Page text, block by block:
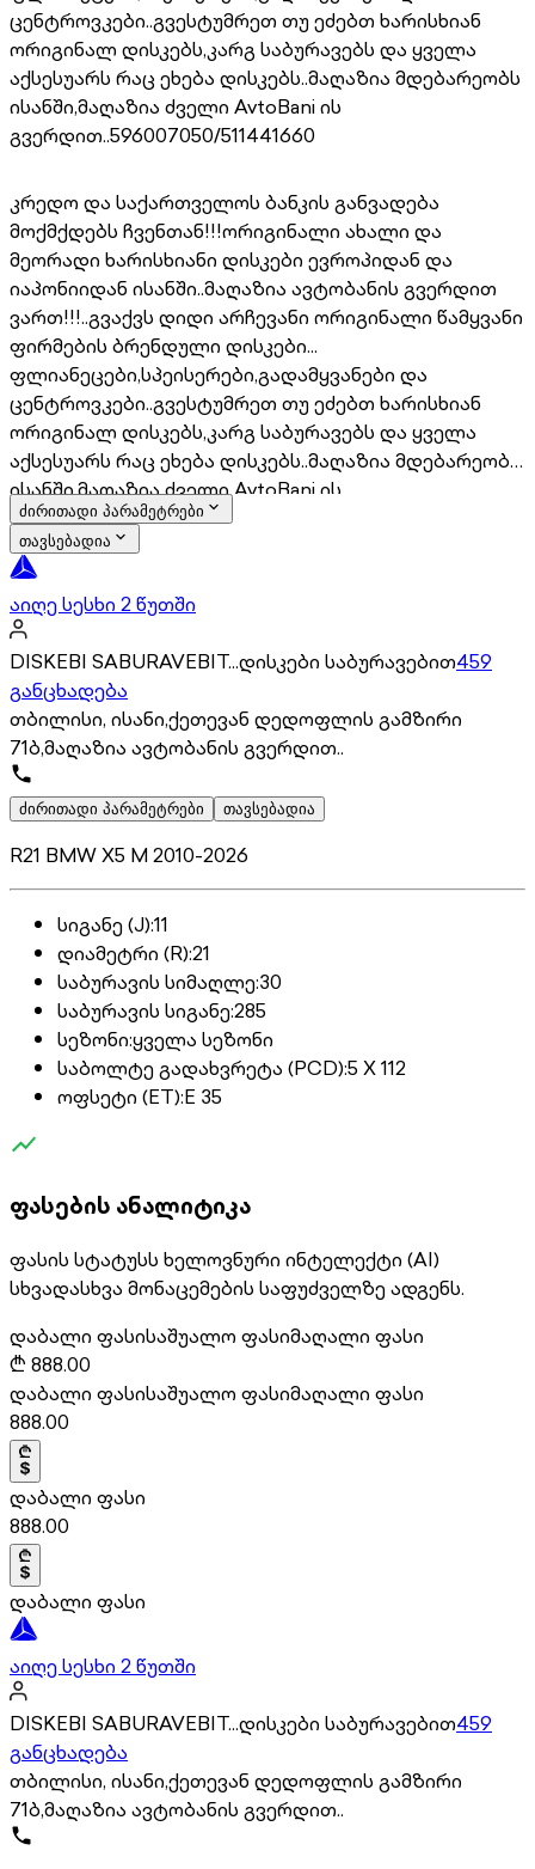
ცენტროვკები..გვესტუმრეთ თუ ეძებთ ხარისხიან
ორიგინალ დისკებს,კარგ საბურავებს და ყველა
აქსესუარს რაც ეხება დისკებს..მაღაზია მდებარეობს
ისანში,მაღაზია ძველი AvtoBani ის
გვერდით..596007050/511441660
კრედო და საქართველოს ბანკის განვადება
მოქმქდებს ჩვენთან!!!ორიგინალი ახალი და
მეორადი ხარისხიანი დისკები ევროპიდან და
იაპონიიდან ისანში..მაღაზია ავტობანის გვერდით
ვართ!!!..გვაქვს დიდი არჩევანი ორიგინალი წამყვანი
ფირმების ბრენდული დისკები...
ფლიანეცები,სპეისერები,გადამყვანები და
ცენტროვკები..გვესტუმრეთ თუ ეძებთ ხარისხიან
ორიგინალ დისკებს,კარგ საბურავებს და ყველა
აქსესუარს რაც ეხება დისკებს..მაღაზია მდებარეობს
ისანში,მაღაზია ძველი AvtoBani ის
გვერდით..596007050/511441660
ძირითადი პარამეტრები
თავსებადია
აიღე სესხი 2 წუთში
DISKEBI SABURAVEBIT...დისკები საბურავებით459
განცხადება
თბილისი, ისანი,ქეთევან დედოფლის გამზირი
71ბ,მაღაზია ავტობანის გვერდით..
ძირითადი პარამეტრები თავსებადია
R21 BMW X5 M 2010-2026
სიგანე (J):11
დიამეტრი (R):21
საბურავის სიმაღლე:30
საბურავის სიგანე:285
სეზონი:ყველა სეზონი
საბოლტე გადახვრეტა (PCD):5 X 112
ოფსეტი (ET):E 35
ფასების ანალიტიკა
ფასის სტატუსს ხელოვნური ინტელექტი (AI)
სხვადასხვა მონაცემების საფუძველზე ადგენს.
დაბალი ფასისაშუალო ფასიმაღალი ფასი
₾ 888.00
დაბალი ფასისაშუალო ფასიმაღალი ფასი
888.00
დაბალი ფასი
888.00
დაბალი ფასი
აიღე სესხი 2 წუთში
DISKEBI SABURAVEBIT...დისკები საბურავებით459
განცხადება
თბილისი, ისანი,ქეთევან დედოფლის გამზირი
71ბ,მაღაზია ავტობანის გვერდით..